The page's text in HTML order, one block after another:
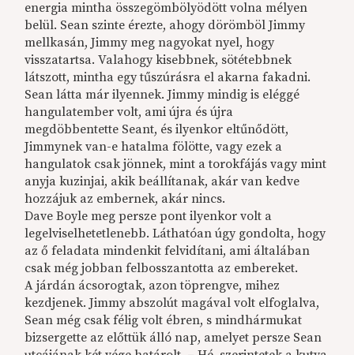
energia mintha összegömbölyödött volna mélyen
belül. Sean szinte érezte, ahogy dörömböl Jimmy
mellkasán, Jimmy meg nagyokat nyel, hogy
visszatartsa. Valahogy kisebbnek, sötétebbnek
látszott, mintha egy tűszúrásra el akarna fakadni.
Sean látta már ilyennek. Jimmy mindig is eléggé
hangulatember volt, ami újra és újra
megdöbbentette Seant, és ilyenkor eltűnődött,
Jimmynek van-e hatalma fölötte, vagy ezek a
hangulatok csak jönnek, mint a torokfájás vagy mint
anyja kuzinjai, akik beállítanak, akár van kedve
hozzájuk az embernek, akár nincs.
Dave Boyle meg persze pont ilyenkor volt a
legelviselhetetlenebb. Láthatóan úgy gondolta, hogy
az ő feladata mindenkit felvidítani, ami általában
csak még jobban felbosszantotta az embereket.
A járdán ácsorogtak, azon töprengve, mihez
kezdjenek. Jimmy abszolút magával volt elfoglalva,
Sean még csak félig volt ébren, s mindhármukat
bizsergette az előttük álló nap, amelyet persze Sean